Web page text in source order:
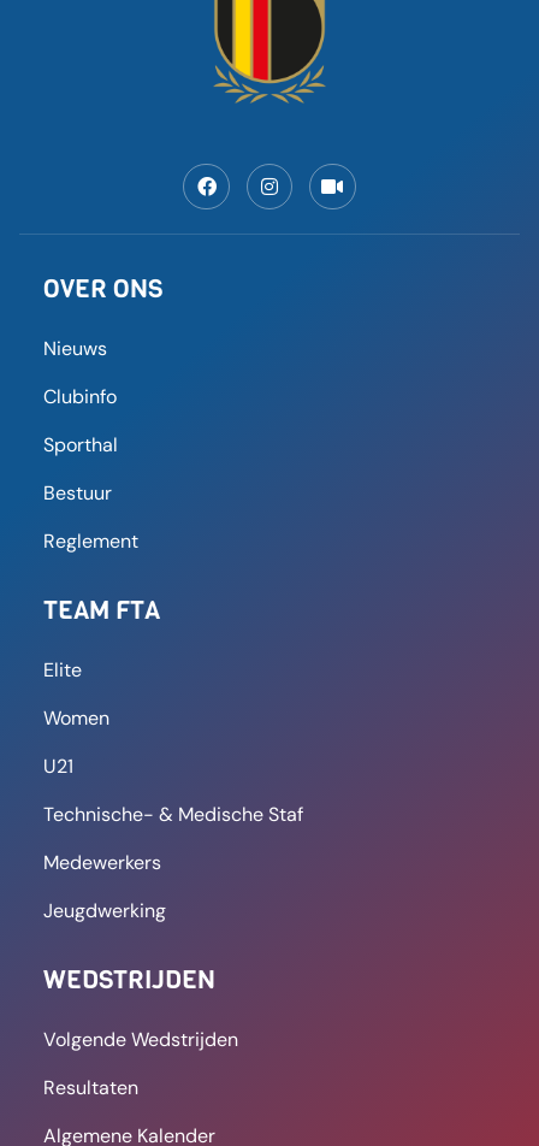
OVER ONS
Nieuws
Clubinfo
Sporthal
Bestuur
Reglement
TEAM FTA
Elite
Women
U21
Technische- & Medische Staf
Medewerkers
Jeugdwerking
WEDSTRIJDEN
Volgende Wedstrijden
Resultaten
Algemene Kalender